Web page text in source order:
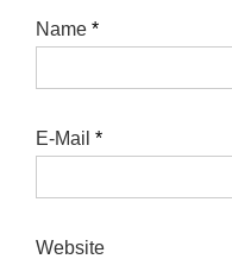
Name *
E-Mail *
Website